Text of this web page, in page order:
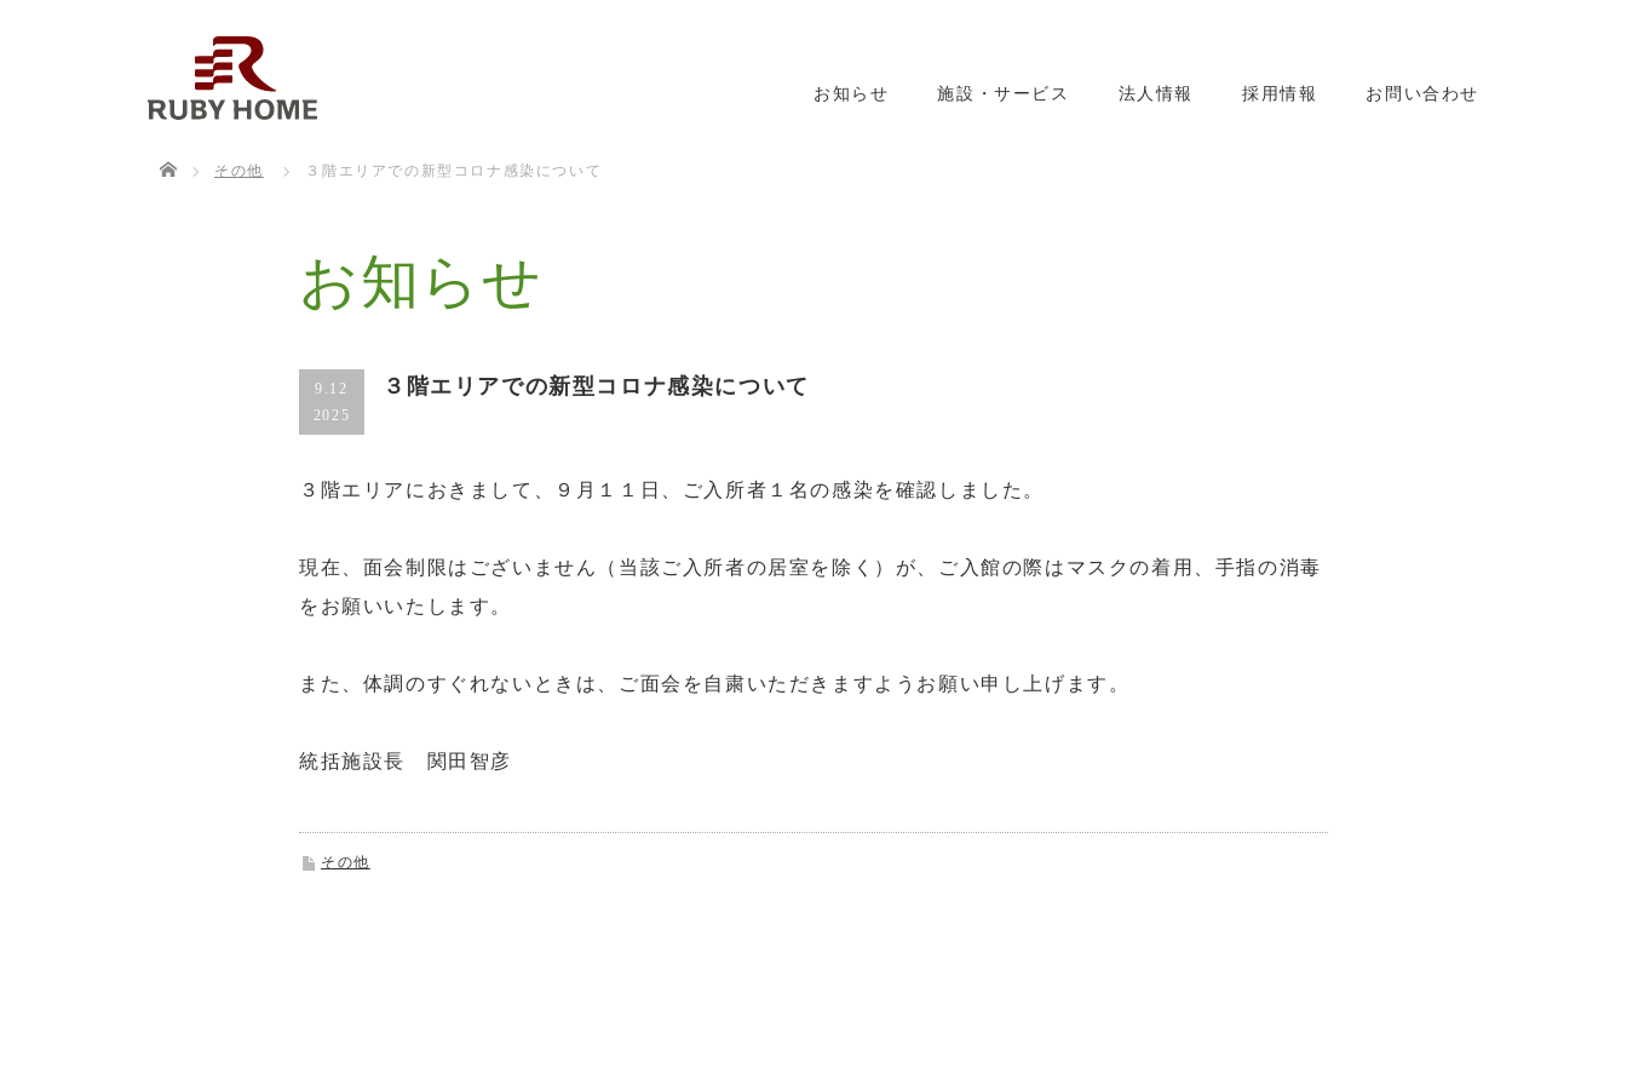
お知らせ 施設・サービス 法人情報 採用情報 お問い合わせ
Home その他 ３階エリアでの新型コロナ感染について
お知らせ
9.12
2025
３階エリアでの新型コロナ感染について
３階エリアにおきまして、９月１１日、ご入所者１名の感染を確認しました。
現在、面会制限はございません（当該ご入所者の居室を除く）が、ご入館の際はマスクの着用、手指の消毒
をお願いいたします。
また、体調のすぐれないときは、ご面会を自粛いただきますようお願い申し上げます。
統括施設長 関田智彦
その他